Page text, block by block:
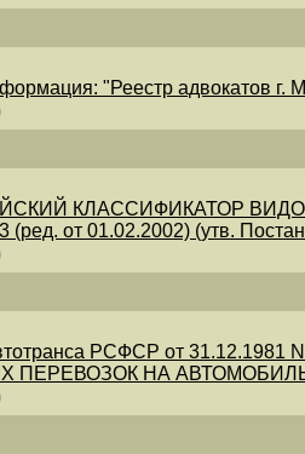
"Реестр адвокатов г.
КЛАССИФИКАТОР
от 01.02.2002) (утв.
РСФСР от
ПЕРЕВОЗОК НА